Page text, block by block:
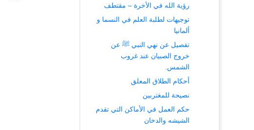
رؤية الله في الأخرة – مقتطف
توجيهات لطلبة العلم في النسما و
ألمانيا
تفصيل عن نهي النبي ﷺ عن
خروج الصبيان عند غروب
الشمس.
أحكام الطلاق المعلق
نصيحة للمغتربين
حكم العمل في الأماكن التي تقدم
الشيشه والدخان